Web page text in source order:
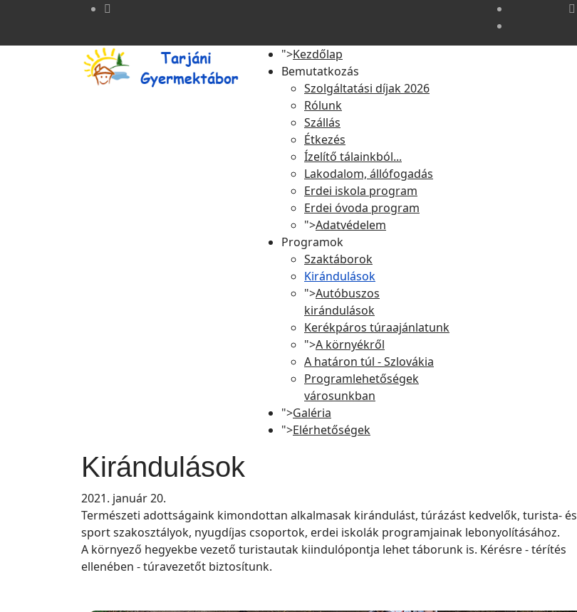
">Kezdőlap
Bemutatkozás
Szolgáltatási díjak 2026
Rólunk
Szállás
Étkezés
Ízelítő tálainkból...
Lakodalom, állófogadás
Erdei iskola program
Erdei óvoda program
">Adatvédelem
Programok
Szaktáborok
Kirándulások
">Autóbuszos
kirándulások
Kerékpáros túraajánlatunk
">A környékről
A határon túl - Szlovákia
Programlehetőségek
városunkban
">Galéria
">Elérhetőségek
Kirándulások
2021. január 20.
Természeti adottságaink kimondottan alkalmasak kirándulást, túrázást kedvelők, turista- és
sport szakosztályok, nyugdíjas csoportok, erdei iskolák programjainak lebonyolításához.
A környező hegyekbe vezető turistautak kiindulópontja lehet táborunk is. Kérésre - térítés
ellenében - túravezetőt biztosítunk.